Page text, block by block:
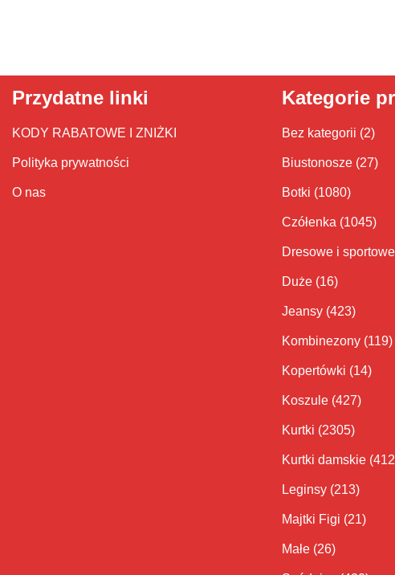
Przydatne linki
KODY RABATOWE I ZNIŻKI
Polityka prywatności
O nas
Kategorie
Bez kategorii (2)
Biustonosze (27)
Botki (1080)
Czółenka (1045)
Dresowe i sportowe
Duże (16)
Jeansy (423)
Kombinezony (119)
Kopertówki (14)
Koszule (427)
Kurtki (2305)
Kurtki damskie
Leginsy (213)
Majtki Figi (21)
Małe (26)